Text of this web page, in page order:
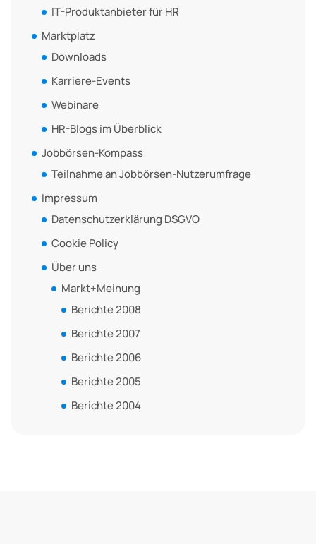
IT-Produktanbieter für HR
Marktplatz
Downloads
Karriere-Events
Webinare
HR-Blogs im Überblick
Jobbörsen-Kompass
Teilnahme an Jobbörsen-Nutzerumfrage
Impressum
Datenschutzerklärung DSGVO
Cookie Policy
Über uns
Markt+Meinung
Berichte 2008
Berichte 2007
Berichte 2006
Berichte 2005
Berichte 2004